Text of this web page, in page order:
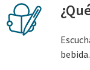
bebida.